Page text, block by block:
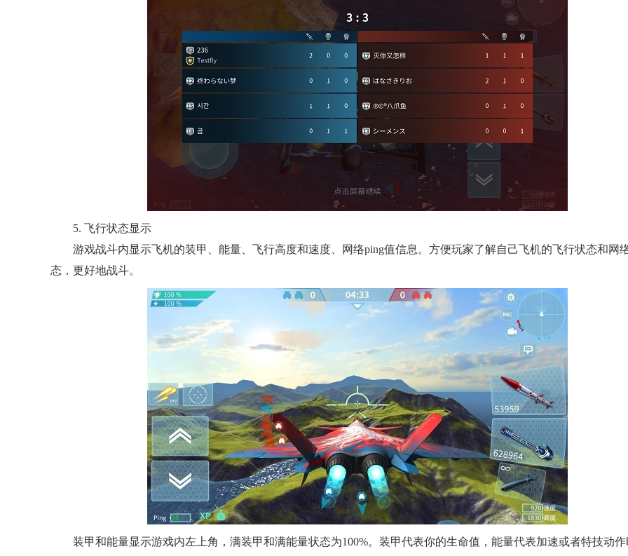
5. 飞行状态显示
游戏战斗内显示飞机的装甲、能量、飞行高度和速度、网络ping值信息。方便玩家了解自己飞机的飞行状态和网
态，更好地战斗。
装甲和能量显示游戏内左上角，满装甲和满能量状态为100%。装甲代表你的生命值，能量代表加速或者特技动